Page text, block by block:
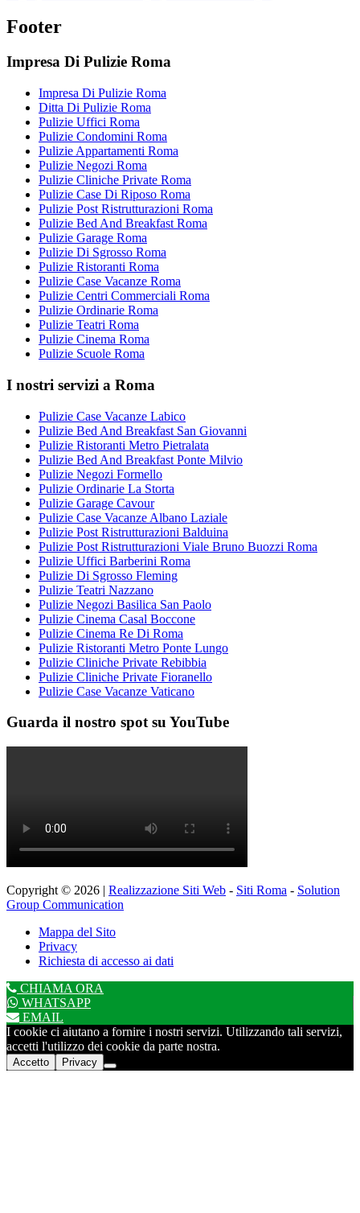
Footer
Impresa Di Pulizie Roma
Impresa Di Pulizie Roma
Ditta Di Pulizie Roma
Pulizie Uffici Roma
Pulizie Condomini Roma
Pulizie Appartamenti Roma
Pulizie Negozi Roma
Pulizie Cliniche Private Roma
Pulizie Case Di Riposo Roma
Pulizie Post Ristrutturazioni Roma
Pulizie Bed And Breakfast Roma
Pulizie Garage Roma
Pulizie Di Sgrosso Roma
Pulizie Ristoranti Roma
Pulizie Case Vacanze Roma
Pulizie Centri Commerciali Roma
Pulizie Ordinarie Roma
Pulizie Teatri Roma
Pulizie Cinema Roma
Pulizie Scuole Roma
I nostri servizi a Roma
Pulizie Case Vacanze Labico
Pulizie Bed And Breakfast San Giovanni
Pulizie Ristoranti Metro Pietralata
Pulizie Bed And Breakfast Ponte Milvio
Pulizie Negozi Formello
Pulizie Ordinarie La Storta
Pulizie Garage Cavour
Pulizie Case Vacanze Albano Laziale
Pulizie Post Ristrutturazioni Balduina
Pulizie Post Ristrutturazioni Viale Bruno Buozzi Roma
Pulizie Uffici Barberini Roma
Pulizie Di Sgrosso Fleming
Pulizie Teatri Nazzano
Pulizie Negozi Basilica San Paolo
Pulizie Cinema Casal Boccone
Pulizie Cinema Re Di Roma
Pulizie Ristoranti Metro Ponte Lungo
Pulizie Cliniche Private Rebibbia
Pulizie Cliniche Private Fioranello
Pulizie Case Vacanze Vaticano
Guarda il nostro spot su YouTube
Copyright © 2026 | Realizzazione Siti Web - Siti Roma - Solution
Group Communication
Mappa del Sito
Privacy
Richiesta di accesso ai dati
CHIAMA ORA
WHATSAPP
EMAIL
I cookie ci aiutano a fornire i nostri servizi. Utilizzando tali servizi,
accetti l'utilizzo dei cookie da parte nostra.
Accetto Privacy